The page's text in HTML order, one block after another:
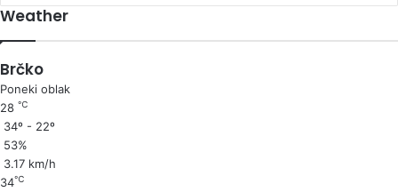
Weather
Brčko
Poneki oblak
28 ℃
34º - 22º
53%
3.17 km/h
34℃